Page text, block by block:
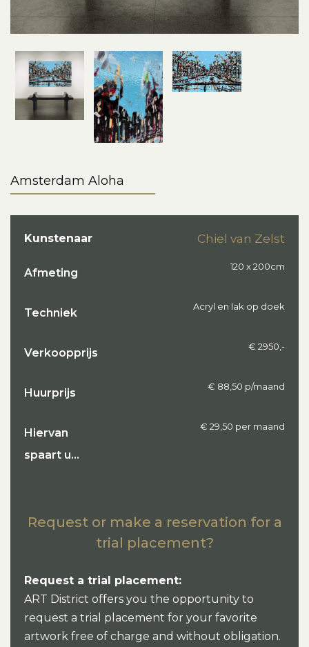
Amsterdam Aloha
Kunstenaar Chiel van Zelst
Afmeting 120 x 200cm
Techniek Acryl en lak op doek
Verkoopprijs € 2950,-
Huurprijs € 88,50 p/maand
Hiervan
spaart u…
€ 29,50 per maand
Request or make a reservation for a
trial placement?
Request a trial placement:
ART District offers you the opportunity to
request a trial placement for your favorite
artwork free of charge and without obligation.